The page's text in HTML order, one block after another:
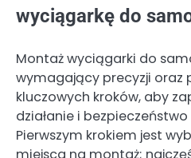
wyciągarkę do
Montaż wyciągarki do
wymagający precyzji oraz
kluczowych kroków, aby
działanie i
Pierwszym krokiem jest